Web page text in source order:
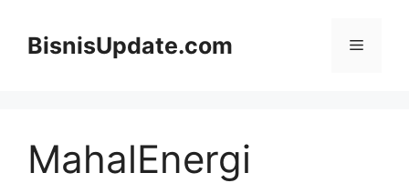
BisnisUpdate.com Menu
MahalEnergi